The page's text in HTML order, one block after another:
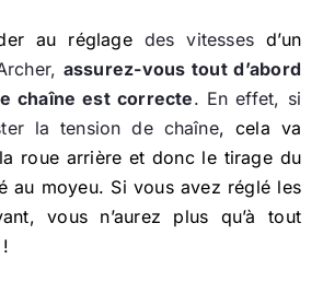
au réglagedes vitessesd’un
assurez-vous tout d’abord
chaîne est correcte. En effet, si
la tension de chaîne, cela va
roue arrière et donc le tirage du
au moyeu. Si vous avez réglé les
vous n’aurez plus qu’à tout